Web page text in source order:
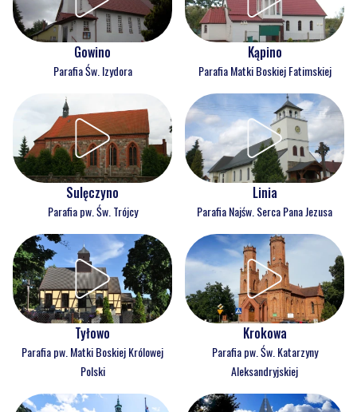
Gowino
Parafia Św. Izydora
Kąpino
Parafia Matki Boskiej Fatimskiej
Sulęczyno
Parafia pw. Św. Trójcy
Linia
Parafia Najśw. Serca Pana Jezusa
Tyłowo
Parafia pw. Matki Boskiej Królowej
Polski
Krokowa
Parafia pw. Św. Katarzyny
Aleksandryjskiej